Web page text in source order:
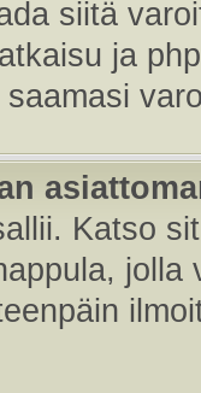
siitä
ja
Katso
jolla